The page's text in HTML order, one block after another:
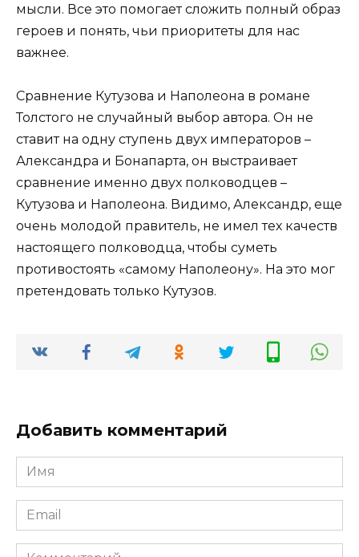
мысли. Все это помогает сложить полный образ
героев и понять, чьи приоритеты для нас
важнее.
Сравнение Кутузова и Наполеона в романе
Толстого не случайный выбор автора. Он не
ставит на одну ступень двух императоров –
Александра и Бонапарта, он выстраивает
сравнение именно двух полководцев –
Кутузова и Наполеона. Видимо, Александр, еще
очень молодой правитель, не имел тех качеств
настоящего полководца, чтобы суметь
противостоять «самому Наполеону». На это мог
претендовать только Кутузов.
Добавить комментарий
Имя
*
Email
*
Комментарий